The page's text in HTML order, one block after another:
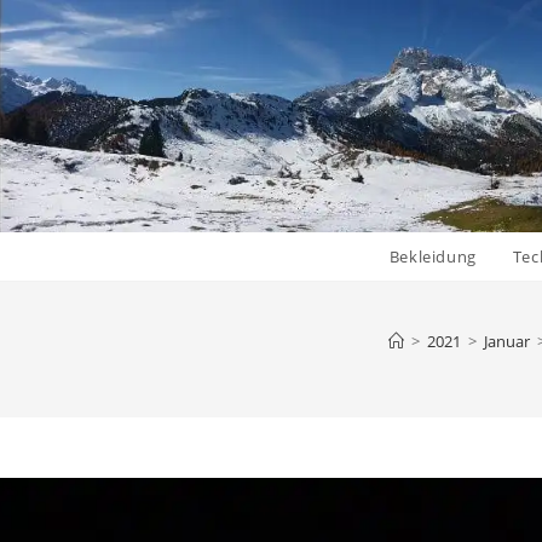
Bekleidung
> 2021 > Januar